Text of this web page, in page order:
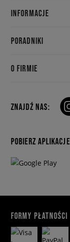
INFORMACJE
PORADNIKI
O FIRMIE
ZNAJDŹ NAS:
POBIERZ APLIKACJE
FORMY PŁATNOŚCI